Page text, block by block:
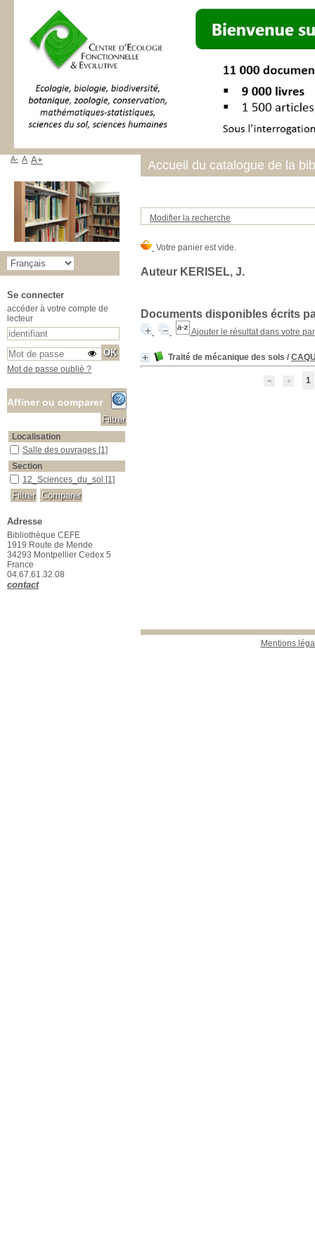
Modifier la recherche
Auteur KERISEL, J.
Documents disponibles écrits
Ajouter le résultat dans votre
Traité de mécanique des sols /
1
Mentions
Accueil du catalogue de la
A- A A+
Se connecter
accéder à votre compte de
lecteur
Mot de passe oublié ?
Affiner ou comparer
Localisation
Salle des ouvrages
Salle des ouvrages [1]
Section
12_Sciences_du_sol
12_Sciences_du_sol [1]
Adresse
Bibliothèque CEFE
1919 Route de Mende
34293 Montpellier Cedex 5
France
04.67.61.32.08
contact